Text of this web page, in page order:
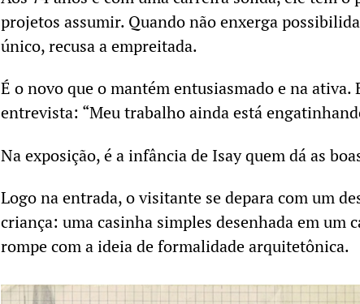
projetos assumir. Quando não enxerga
único, recusa a empreitada.
É o novo que o mantém entusiasmado e na ativa.
entrevista: “Meu trabalho ainda está
Na exposição, é a infância de Isay quem dá as
Logo na entrada, o visitante se depara com um
criança: uma casinha simples desenhada em um
rompe com a ideia de formalidade arquitetônica.